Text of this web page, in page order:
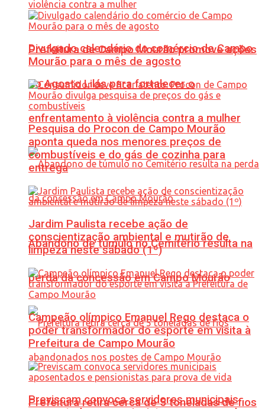
Prefeitura de Campo Mourão promove ações
do Agosto Lilás para fortalecer o
enfrentamento à violência contra a mulher
Abandono de túmulo no Cemitério resulta na
perda da concessão em Campo Mourão
Prefeitura retira cerca de 5 toneladas de fios
Divulgado calendário do comércio de Campo
Mourão para o mês de agosto
Pesquisa do Procon de Campo Mourão
aponta queda nos menores preços de
combustíveis e do gás de cozinha para
entrega
Jardim Paulista recebe ação de
conscientização ambiental e mutirão de
limpeza neste sábado (1º)
Campeão olímpico Emanuel Rego destaca o
poder transformador do esporte em visita à
Prefeitura de Campo Mourão
Previscam convoca servidores municipais